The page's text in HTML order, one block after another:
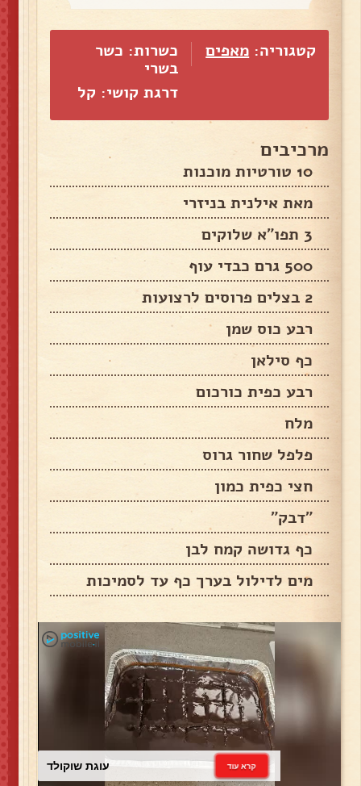
קטגוריה: מאפים
כשרות: כשר
בשרי
דרגת קושי: קל
מרכיבים
10 טורטיות מוכנות
מאת אילנית בניזרי
3 תפו"א שלוקים
500 גרם כבדי עוף
2 בצלים פרוסים לרצועות
רבע כוס שמן
כף סילאן
רבע כפית כורכום
מלח
פלפל שחור גרוס
חצי כפית כמון
"דבק"
כף גדושה קמח לבן
מים לדילול בערך כף עד לסמיכות
עוגת שוקולד קרא עוד